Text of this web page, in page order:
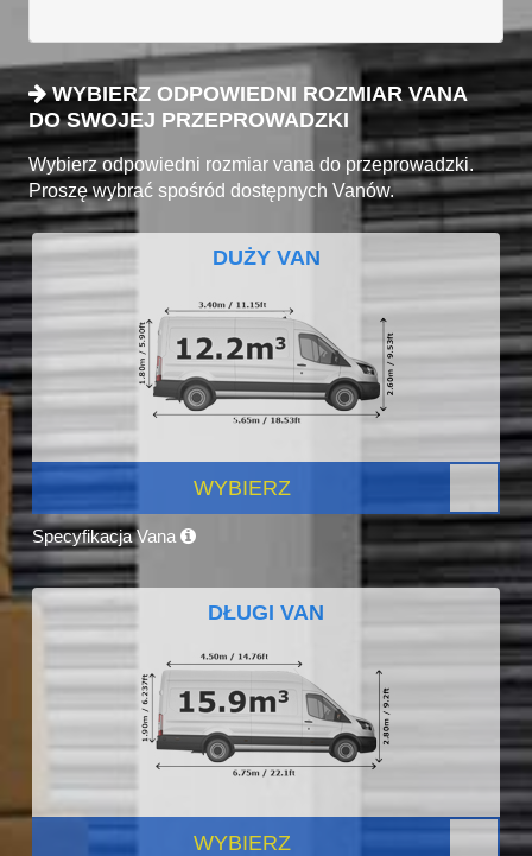
WYBIERZ ODPOWIEDNI ROZMIAR VANA
DO SWOJEJ PRZEPROWADZKI
Wybierz odpowiedni rozmiar vana do przeprowadzki.
Proszę wybrać spośród dostępnych Vanów.
DUŻY VAN
WYBIERZ
Specyfikacja Vana
DŁUGI VAN
WYBIERZ